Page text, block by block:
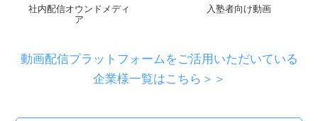
社内配信オウンドメディ
ア
入塾者向け動画
動画配信プラットフォームをご活用いただいている
企業様一覧はこちら＞＞